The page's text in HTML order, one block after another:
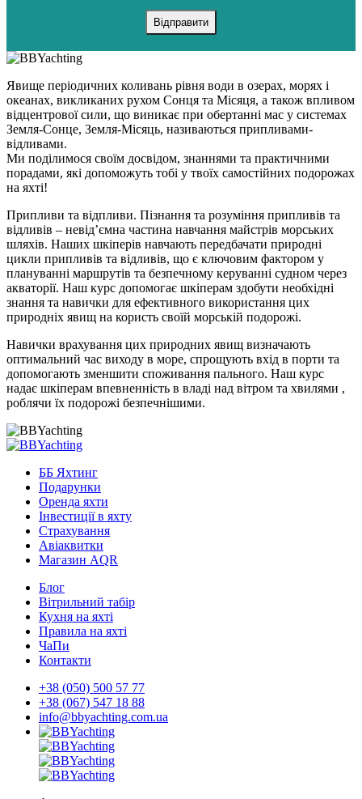
Відправити
Явище періодичних коливань рівня води в озерах, морях і
океанах, викликаних рухом Сонця та Місяця, а також впливом
відцентрової сили, що виникає при обертанні мас у системах
Земля-Сонце, Земля-Місяць, називаються припливами-
відливами.
Ми поділимося своїм досвідом, знаннями та практичними
порадами, які допоможуть тобі у твоїх самостійних подорожах
на яхті!
Припливи та відпливи. Пізнання та розуміння припливів та
відливів – невід’ємна частина навчання майстрів морських
шляхів. Наших шкіперів навчають передбачати природні
цикли припливів та відливів, що є ключовим фактором у
плануванні маршрутів та безпечному керуванні судном через
акваторії. Наш курс допомогає шкіперам здобути необхідні
знання та навички для ефективного використання цих
природніх явищ на користь своїй морській подорожі.
Навички врахування цих природних явищ визначають
оптимальний час виходу в море, спрощують вхід в порти та
допомогають зменшити споживання пального. Наш курс
надає шкіперам впевненність в владі над вітром та хвилями ,
роблячи їх подорожі безпечнішими.
ББ Яхтинг
Подарунки
Оренда яхти
Інвестиції в яхту
Страхування
Авіаквитки
Магазин AQR
Блог
Вітрильний табір
Кухня на яхті
Правила на яхті
ЧаПи
Контакти
+38 (050) 500 57 77
+38 (067) 547 18 88
info@bbyachting.com.ua